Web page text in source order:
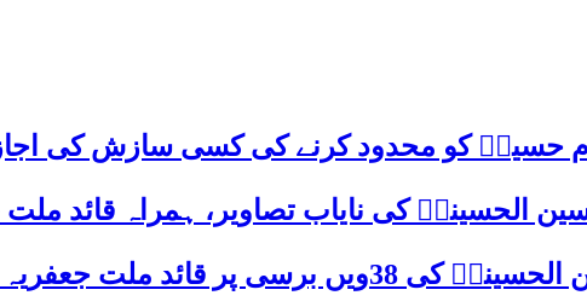
حسینؑ کو محدود کرنے کی کسی سازش کی
الحسینیؒ کی نایاب تصاویر، ہمراہ قائد
علامہ ساجد علی نقوی کا اہم پیغام